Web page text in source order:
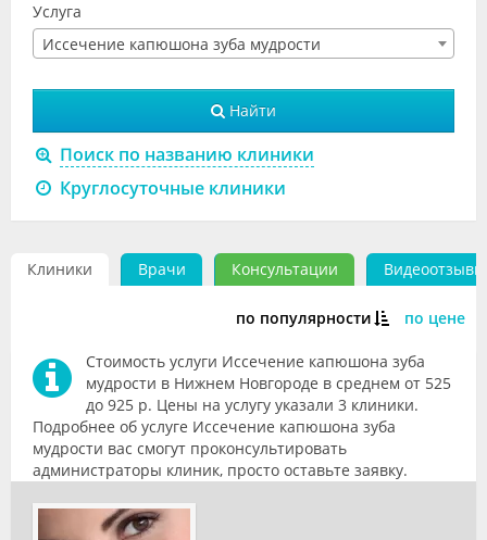
Объявления
Клиники
Специалисты
Услуга
Иссечение капюшона зуба мудрости
Найти
Поиск по названию клиники
Круглосуточные клиники
Клиники Врачи Консультации Видеоотзывы
по популярности по цене
Стоимость услуги Иссечение капюшона зуба
мудрости в Нижнем Новгороде в среднем от 525
до 925 р. Цены на услугу указали 3 клиники.
Подробнее об услуге Иссечение капюшона зуба
мудрости вас смогут проконсультировать
администраторы клиник, просто оставьте заявку.